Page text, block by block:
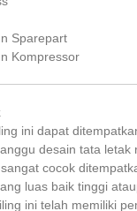
Sparepart
Kompressor
ini dapat
desain tata letak
cocok
luas baik tinggi
ini telah memiliki